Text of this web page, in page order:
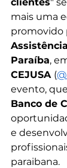
mais uma
promovido
Paraíba,
CEJUSA (
evento,
Banco de
e
paraibana.